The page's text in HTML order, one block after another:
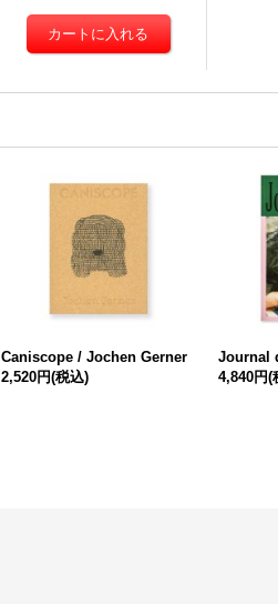
Caniscope / Jochen Gerner
2,520円(税込)
Journal
4,840円(